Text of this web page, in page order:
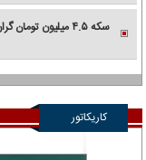
سکه ۴.۵ میلیون تومان گران شد | جذابیت قیمت‌ها دلار را بالا کشید
کاریکاتور